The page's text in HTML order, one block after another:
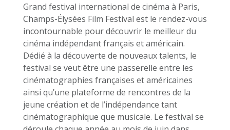
Grand festival international de cinéma à Paris,
Champs-Élysées Film Festival est le rendez-vous
incontournable pour découvrir le meilleur du
cinéma indépendant français et américain.
Dédié à la découverte de nouveaux talents, le
festival se veut être une passerelle entre les
cinématographies françaises et américaines
ainsi qu’une plateforme de rencontres de la
jeune création et de l’indépendance tant
cinématographique que musicale. Le festival se